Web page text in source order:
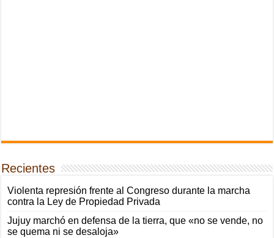
Recientes
Violenta represión frente al Congreso durante la marcha
contra la Ley de Propiedad Privada
Jujuy marchó en defensa de la tierra, que «no se vende, no
se quema ni se desaloja»